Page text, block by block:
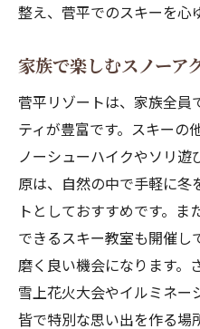
整え、菅平でのスキーを心
家族で楽しむスノーア
菅平リゾートは、家族全員
ティが豊富です。スキーの
ノーシューハイクやソリ遊
原は、自然の中で手軽に冬
トとしておすすめです。
できるスキー教室も開催し
磨く良い機会になります。
雪上花火大会やイルミネー
皆で特別な思い出を作る場